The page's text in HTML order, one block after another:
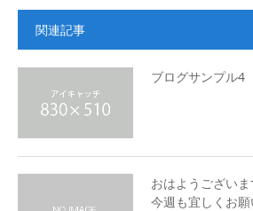
関連記事
ブログサンプル4
おはようございま
今週も宜しくお